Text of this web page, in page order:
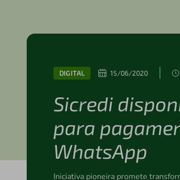
DIGITAL 15/06/2020
Sicredi
para
WhatsApp
Iniciativa pioneira promete